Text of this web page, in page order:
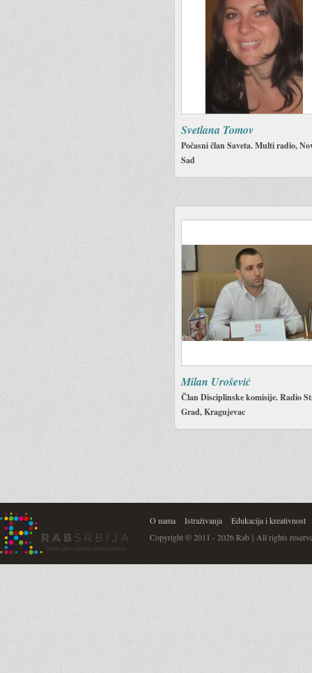
Svetlana Tomov
Počasni član Saveta. Multi radio,
Sad
Milan Urošević
Član Disciplinske komisije. Radio
Grad, Kragujevac
O nama Istraživanja
Edukacija i kreativnost
Copyright © 2011 - 2026 Rab | All rights